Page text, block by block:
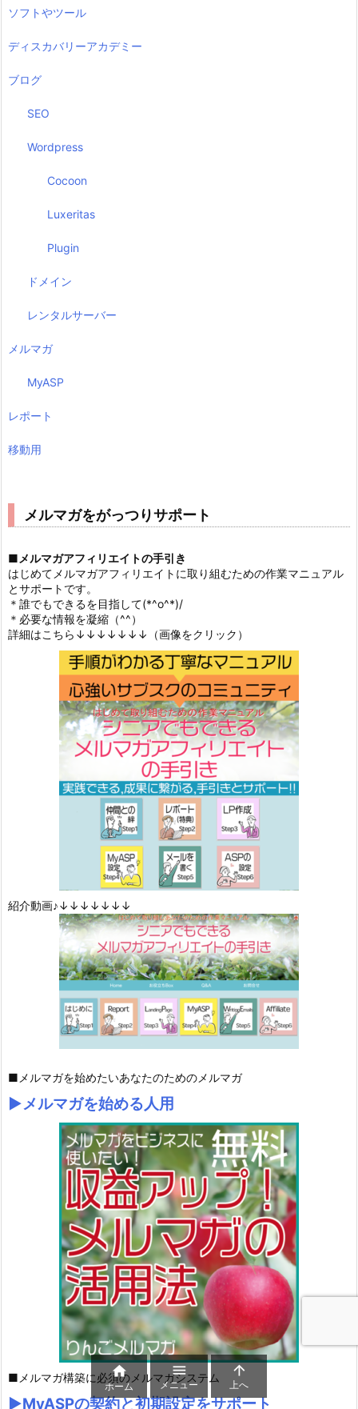
ソフトやツール
ディスカバリーアカデミー
ブログ
SEO
Wordpress
Cocoon
Luxeritas
Plugin
ドメイン
レンタルサーバー
メルマガ
MyASP
レポート
移動用
メルマガをがっつりサポート
■ メルマガアフィリエイトの手引き
はじめてメルマガアフィリエイトに取り組むための作業マニュアル
とサポートです。
＊誰でもできるを目指して(*^o^*)/
＊必要な情報を凝縮（^^）
詳細はこちら↓↓↓↓↓↓↓（画像をクリック）
紹介動画♪↓↓↓↓↓↓↓
■ メルマガを始めたいあなたのためのメルマガ
▶︎メルマガを始める人用
■ メルマガ構築に必須のメルマガシステム
▶︎MyASPの契約と初期設定をサポート

ホーム

メニュー

上へ